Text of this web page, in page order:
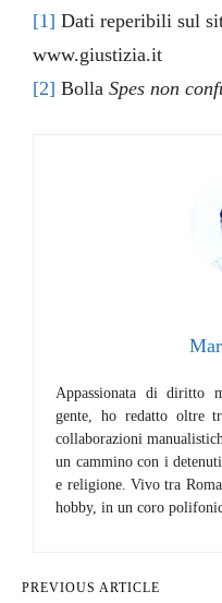
[1] Dati reperibili sul
www.giustizia.it
[2] BollaSpes non
Appassionata di diritto
gente, ho redatto oltre
collaborazioni
un cammino con i
e religione. Vivo tra
hobby, in un coro
PREVIOUS ARTICLE